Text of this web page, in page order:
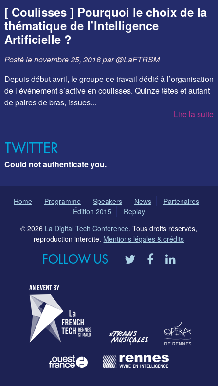
[ Coulisses ] Pourquoi le choix de la
thématique de l’Intelligence
Artificielle ?
Posté lenovembre 25, 2016par@LaFTRSM
Depuis début avril, le groupe de travail dédié à l’organisation
de l’événement s’active en coulisses. Quinze têtes et autant
de paires de bras, issues...
Lire la suite
TWITTER
Could not authenticate you.
Home Programme Speakers News
Partenaires
Édition 2015
Replay
© 2026 La Digital Tech Conference. Tous droits réservés,
reproduction interdite. Mentions légales & crédits